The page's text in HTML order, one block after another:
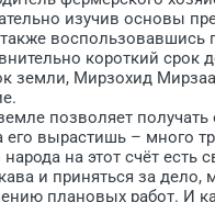
изучив основы
короткий срок
земли, Мирзохид
позволяет
вырастишь – много
на этот счёт есть
и приняться за
плановых работ. И